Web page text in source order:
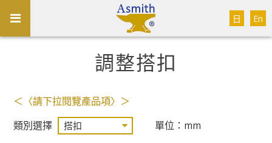
En
日
調整搭扣
＜〈請下拉閱覽產品項〉＞
類別選擇
單位：mm